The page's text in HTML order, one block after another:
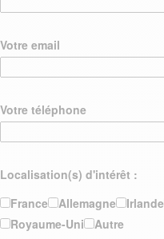
Votre email
Votre téléphone
Localisation(s) d'intérêt :
France
Allemagne Irlande
Royaume-Uni
Autre